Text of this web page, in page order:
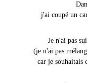
j'ai coupé un
Je n'ai pas
(je n'ai pas
car je souhaitais